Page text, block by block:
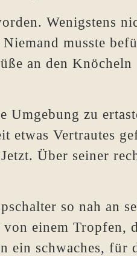
Wenigstens
musste
an den Knöcheln
Umgebung zu
etwas Vertrautes
Über seiner
so nah an
einem Tropfen,
ein schwaches, für